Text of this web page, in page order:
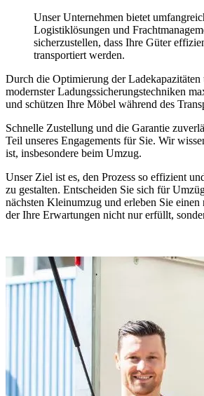
Unser Unternehmen bietet
Logistiklösungen und
sicherzustellen, dass Ihre Güter
transportiert werden.
Durch die Optimierung der Ladekapazitäten
modernster Ladungssicherungstechniken
und schützen Ihre Möbel während des
Schnelle Zustellung und die Garantie
Teil unseres Engagements für Sie. Wir
ist, insbesondere beim Umzug.
Unser Ziel ist es, den Prozess so effizient
zu gestalten. Entscheiden Sie sich für
nächsten Kleinumzug und erleben Sie einen
der Ihre Erwartungen nicht nur erfüllt,